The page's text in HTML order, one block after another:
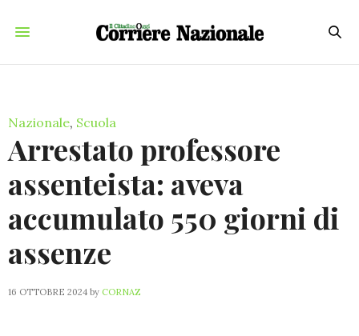
Nazionale, Scuola
Arrestato professore
assenteista: aveva
accumulato 550 giorni di
assenze
16 OTTOBRE 2024 by CORNAZ